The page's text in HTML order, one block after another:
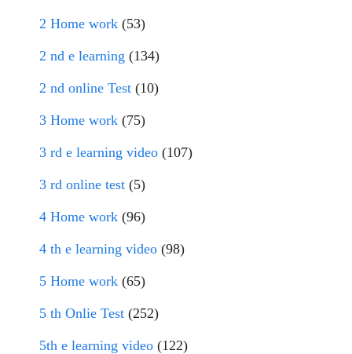
2 Home work (53)
2 nd e learning (134)
2 nd online Test (10)
3 Home work (75)
3 rd e learning video (107)
3 rd online test (5)
4 Home work (96)
4 th e learning video (98)
5 Home work (65)
5 th Onlie Test (252)
5th e learning video (122)